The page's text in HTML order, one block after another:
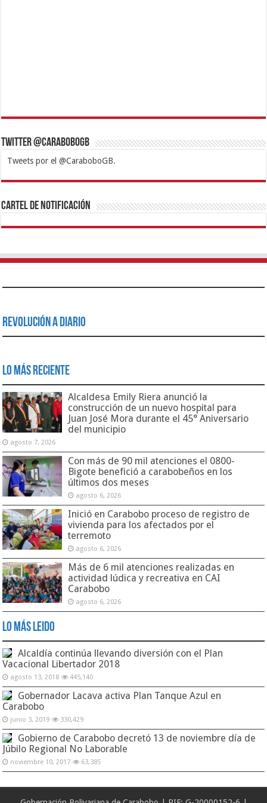
Twitter @CaraboboGB
Tweets por el @CaraboboGB.
1xbetBetturkeyBetistKralbetSupertotobetTipobetMatadorbetMariobet
https://mvbcasino.com/
Cartel de Notificación
Revolución a Diario
Lo Más Reciente
Alcaldesa Emily Riera anunció la
construcción de un nuevo hospital para
Juan José Mora durante el 45° Aniversario
del municipio
agosto 7, 2026
Con más de 90 mil atenciones el 0800-
Bigote benefició a carabobeños en los
últimos dos meses
agosto 6, 2026
Inició en Carabobo proceso de registro de
vivienda para los afectados por el
terremoto
agosto 6, 2026
Más de 6 mil atenciones realizadas en
actividad lúdica y recreativa en CAI
Carabobo
agosto 6, 2026
Lo Más Leido
Alcaldía continúa llevando diversión con el Plan
Vacacional Libertador 2018
agosto 13, 2018 445,140
Gobernador Lacava activa Plan Tanque Azul en
Carabobo
junio 3, 2019 330,429
Gobierno de Carabobo decretó 13 de noviembre día de
Júbilo Regional No Laborable
noviembre 10, 2017 63,385